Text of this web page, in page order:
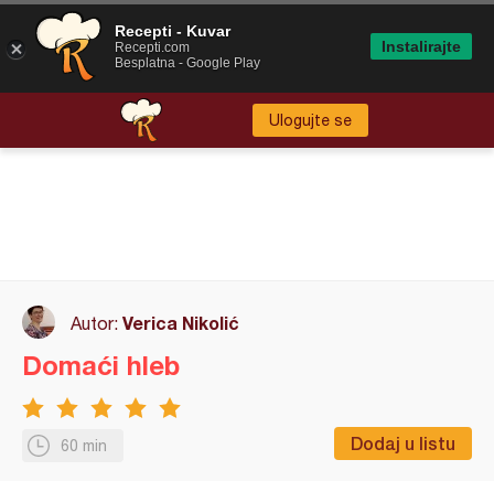
Ulogujte se
Autor: Verica Nikolić
60 min Dodaj u listu
Domaći hleb
Recepti - Kuvar
Recepti.com
Besplatna - Google Play
Instalirajte